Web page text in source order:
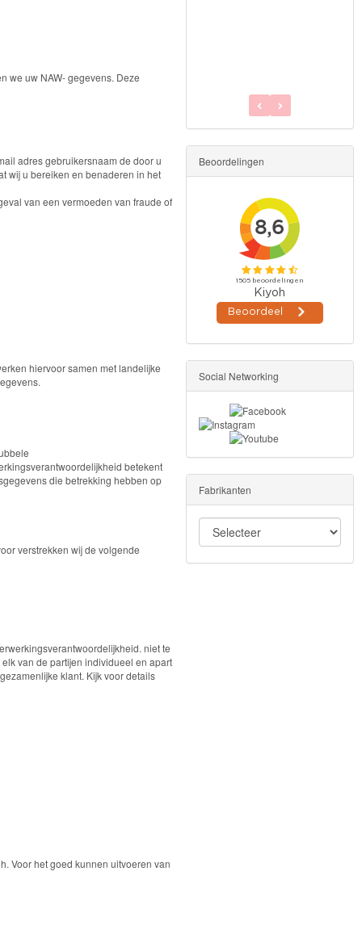
we uw NAW- gegevens. Deze
adres gebruikersnaam de door u
wij u bereiken en benaderen in het
van een vermoeden van fraude of
hiervoor samen met landelijke
betekent
die betrekking hebben op
verstrekken wij de volgende
niet te
van de partijen individueel en apart
klant. Kijk voor details
Voor het goed kunnen uitvoeren van
Beoordelingen
Social Networking
Fabrikanten